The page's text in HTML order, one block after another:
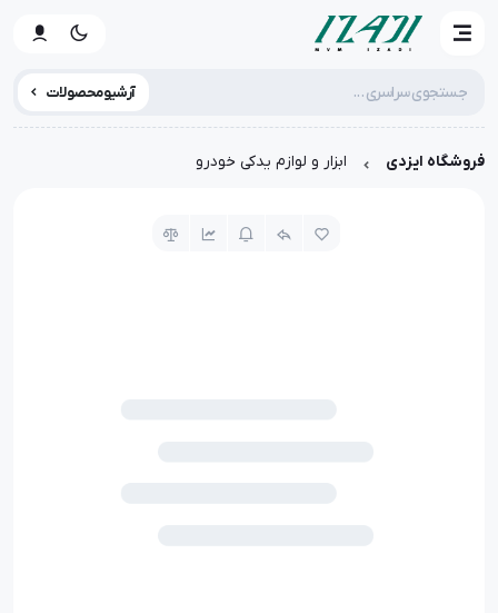
آرشیو محصولات
فروشگاه ایزدی ابزار و لوازم یدکی خودرو